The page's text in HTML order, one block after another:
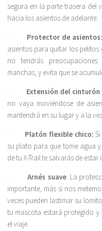
segura en la parte trasera del
hacia los asientos de adelante.
· Protector de
asientos para quitar los
no tendrás
manchas, y evita que se
· Extensión del
no vaya moviéndose de
mantendrá en su lugar y a la
· Platón flexible chico:
su plato para que tome agua
de tu X-Trail te salvarás de
·Arnés suave: La
importante, más si nos
veces pueden lastimar su
tu mascota estará protegido
el viaje.